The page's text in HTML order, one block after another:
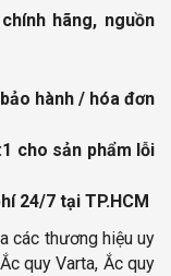
hãng, nguồn
hành / hóa đơn
cho sản phẩm lỗi
24/7 tại TP.HCM
các thương hiệu uy
quy Varta, Ắc quy